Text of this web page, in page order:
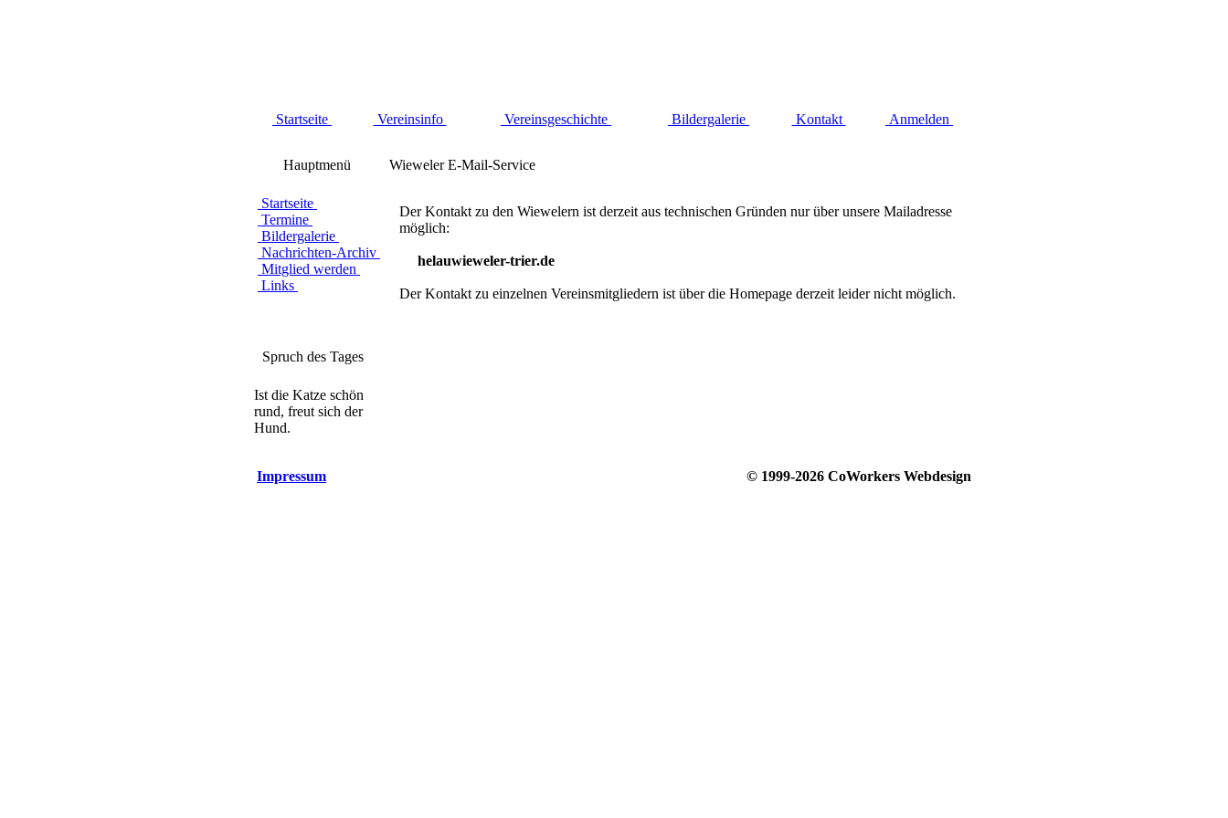
Startseite Vereinsinfo Vereinsgeschichte Bildergalerie Kontakt Anmelden
Hauptmenü
Startseite
Termine
Bildergalerie
Nachrichten-Archiv
Mitglied werden
Links
Spruch des Tages
Ist die Katze schön
rund, freut sich der
Hund.
Wieweler E-Mail-Service
Der Kontakt zu den Wiewelern ist derzeit aus technischen Gründen nur über unsere Mailadresse
möglich:
helauwieweler-trier.de
Der Kontakt zu einzelnen Vereinsmitgliedern ist über die Homepage derzeit leider nicht möglich.
Impressum © 1999-2026 CoWorkers Webdesign